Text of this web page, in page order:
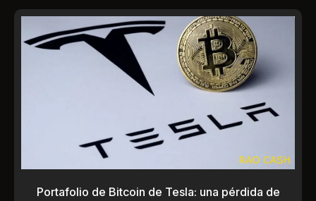
Portafolio de Bitcoin de Tesla: una pérdida de